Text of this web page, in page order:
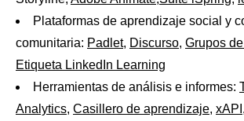
Plataformas de aprendizaje social y
comunitaria: Padlet, Discurso, Grupos
Etiqueta LinkedIn Learning
Herramientas de análisis e informes:
Analytics, Casillero de aprendizaje, xAPI ,